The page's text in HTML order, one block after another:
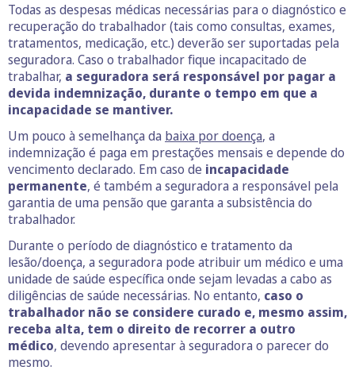
Todas as despesas médicas necessárias para o diagnóstico e
recuperação do trabalhador (tais como consultas, exames,
tratamentos, medicação, etc.) deverão ser suportadas pela
seguradora. Caso o trabalhador fique incapacitado de
trabalhar, a seguradora será responsável por pagar a
devida indemnização, durante o tempo em que a
incapacidade se mantiver.
Um pouco à semelhança da baixa por doença, a
indemnização é paga em prestações mensais e depende do
vencimento declarado. Em caso de incapacidade
permanente, é também a seguradora a responsável pela
garantia de uma pensão que garanta a subsistência do
trabalhador.
Durante o período de diagnóstico e tratamento da
lesão/doença, a seguradora pode atribuir um médico e uma
unidade de saúde específica onde sejam levadas a cabo as
diligências de saúde necessárias. No entanto, caso o
trabalhador não se considere curado e, mesmo assim,
receba alta, tem o direito de recorrer a outro
médico, devendo apresentar à seguradora o parecer do
mesmo.